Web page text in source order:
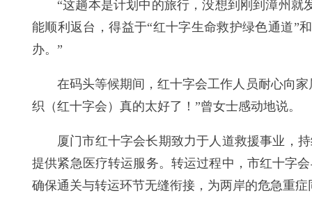
“这趟本是计划中的旅行，没想到刚到漳州
能顺利返台，得益于“红十字生命救护绿色通道”
办。”
在码头等候期间，红十字会工作人员耐心向
织（红十字会）真的太好了！”曾女士感动地说。
厦门市红十字会长期致力于人道救援事业，
提供紧急医疗转运服务。转运过程中，市红十字
确保通关与转运环节无缝衔接，为两岸的危急重